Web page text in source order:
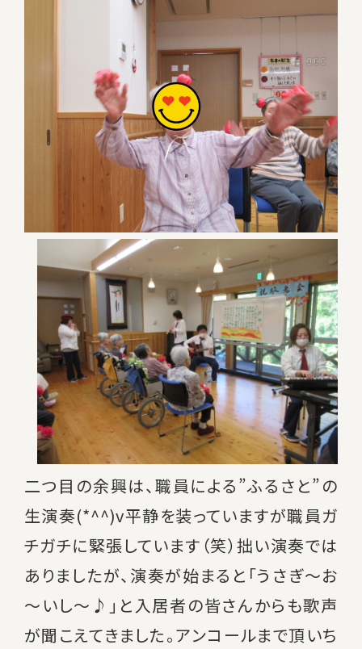
二つ目の余興は、職員による”ふるさと”の
生演奏(*^^)v平静を装っていますが職員ガ
チガチに緊張しています（笑）拙い演奏では
ありましたが、演奏が始まると「うさぎ～お
～いし～♪」と入居者の皆さんからも歌声
が聞こえてきました。アンコールまで頂いち